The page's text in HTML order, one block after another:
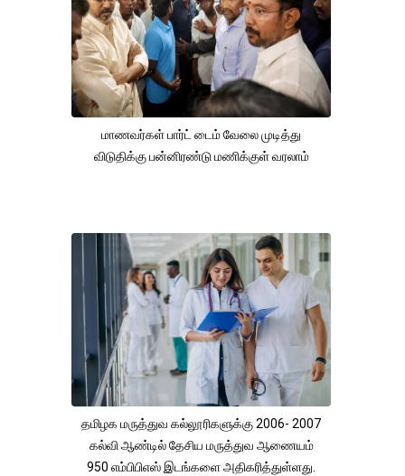
மாணவர்கள் பார்ட் டைம் வேலை முடித்து
விடுதிக்கு பன்னிரண்டு மணிக்குள் வரலாம்
தமிழக மருத்துவ கல்லூரிகளுக்கு 2006- 2007
கல்வி ஆண்டில் தேசிய மருத்துவ ஆணையம்
950 எம்பிபிஎஸ் இடங்களை அதிகரித்துள்ளது.